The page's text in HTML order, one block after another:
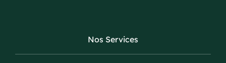
Nos Services